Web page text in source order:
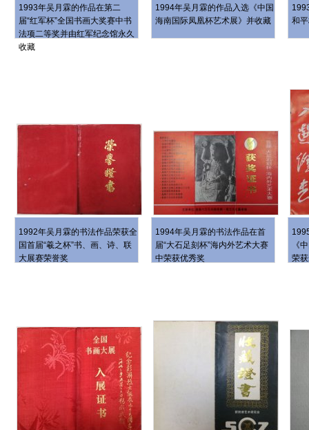
1993年吴月霖的作品在第二
届“红军杯”全国书画大奖赛中书
法项二等奖并由红军纪念馆永久
收藏
1994年吴月霖的作品入选《中国
海南国际凤凰杯艺术展》并收藏
和
1992年吴月霖的书法作品荣获全
国首届“羲之杯”书、画、诗、联
大展赛荣誉奖
1994年吴月霖的书法作品在首
届“大石足刻杯”海内外艺术大赛
中荣获优秀奖
《
荣